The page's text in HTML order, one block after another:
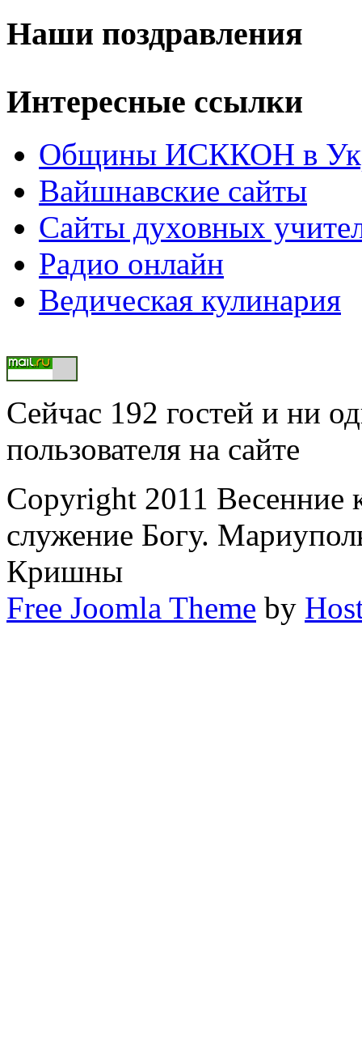
Наши поздравления
Интересные ссылки
Общины ИСККОН в
Вайшнавские сайты
Сайты духовных
Радио онлайн
Ведическая кулинария
Сейчас 192 гостей и ни
пользователя на сайте
Copyright 2011 Весенние
служение Богу.
Кришны
Free Joomla Theme by